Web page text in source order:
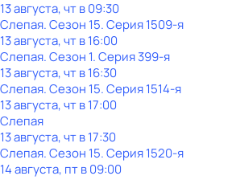
13 августа, чт в 09:30
Слепая. Сезон 15. Серия 1509-я
13 августа, чт в 16:00
Слепая. Сезон 1. Серия 399-я
13 августа, чт в 16:30
Слепая. Сезон 15. Серия 1514-я
13 августа, чт в 17:00
Слепая
13 августа, чт в 17:30
Слепая. Сезон 15. Серия 1520-я
14 августа, пт в 09:00